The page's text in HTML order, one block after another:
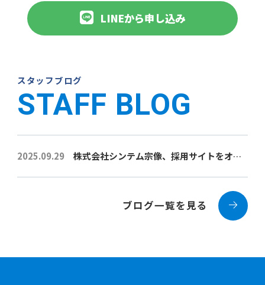
LINEから申し込み
スタッフブログ
STAFF BLOG
2025.09.29 株式会社シンテム宗像、採用サイトをオープン！
ブログ一覧を見る